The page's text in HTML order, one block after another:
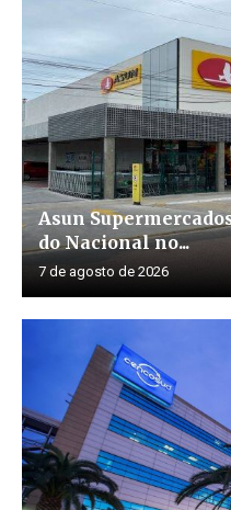
Asun
do Nacional no...
7 de agosto de 2026